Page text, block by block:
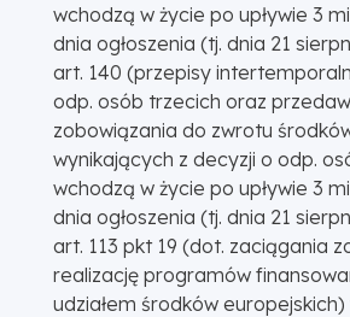
wchodzą w życie po upływie 3
dnia ogłoszenia (tj. dnia 21
art. 140 (przepisy
odp. osób trzecich oraz
zobowiązania do zwrotu
wynikających z decyzji o odp.
wchodzą w życie po upływie 3
dnia ogłoszenia (tj. dnia 21
art. 113 pkt 19 (dot. zaciągania
realizację programów
udziałem środków